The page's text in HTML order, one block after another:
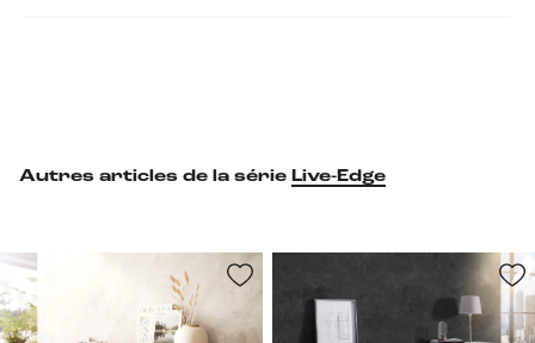
Autres articles de la série Live-Edge